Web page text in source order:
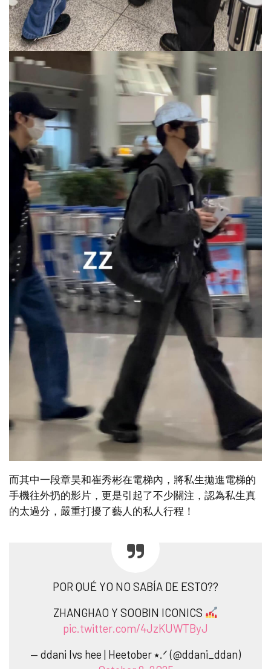
而其中一段章昊和崔秀彬在電梯內，將私生拋進電梯的
手機往外扔的影片，更是引起了不少關注，認為私生真
的太過分，嚴重打擾了藝人的私人行程！
POR QUÉ YO NO SABÍA DE ESTO??
ZHANGHAO Y SOOBIN ICONICS
pic.twitter.com/4JzKUWTByJ
— ddani lvs hee | Heetober ⭑.ᐟ (@ddani_ddan)